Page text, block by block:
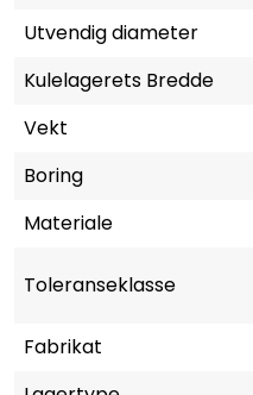
Utvendig diameter
Kulelagerets Bredde
Vekt
Boring
Materiale
Toleranseklasse
Fabrikat